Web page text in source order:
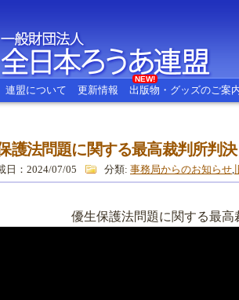
本ろうあ連盟
連盟について 更新情報 出版物・グッズのご案
NEW!
護法問題に関する最高裁判所判
日：2024/07/05 分類: 事務局からのお知らせ,
優生保護法問題に関する最